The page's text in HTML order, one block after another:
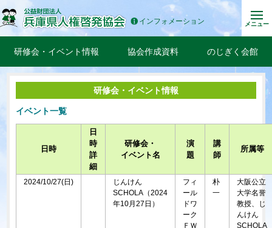
インフォメーション メニュー
研修会・イベント情報 協会作成資料 のじぎく会館
研修会・イベント情報
イベント一覧
日時
日
時
詳
細
研修会・
イベント名
演
題
講
師
所属等
2024/10/27(日)
じんけん
SCHOLA（2024
年10月27日）
フィ
ール
ドワ
ーク
ＦＷ
朴
一
大阪公立
大学名誉
教授、じ
んけん
SCHOLA